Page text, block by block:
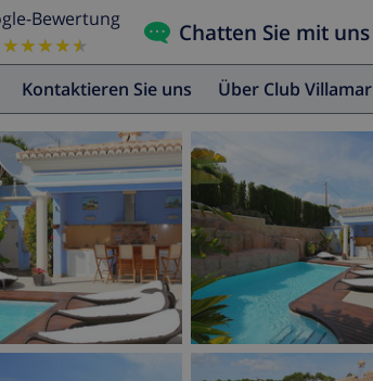
Bewertung
★★★★★
★★★★★ Chatten Sie mit uns
Kontaktieren Sie uns Über Club Villamar